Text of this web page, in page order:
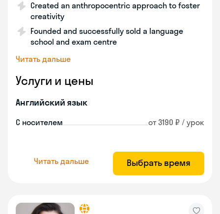
Created an anthropocentric approach to foster
creativity
Founded and successfully sold a language
school and exam centre
Читать дальше
Услуги и цены
Английский язык
С носителем от 3190 ₽ / урок
Читать дальше Выбрать время